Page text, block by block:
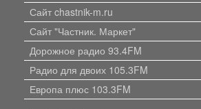
Сайт chastnik-m.ru
Сайт "Частник. Маркет"
Дорожное радио 93.4FM
Радио для двоих 105.3FM
Европа плюс 103.3FM